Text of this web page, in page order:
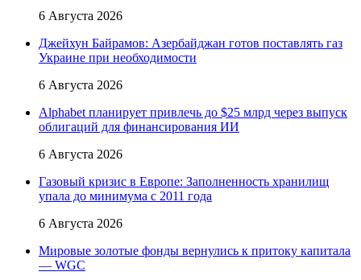
6 Августа 2026
Джейхун Байрамов: Азербайджан готов поставлять газ
Украине при необходимости
6 Августа 2026
Alphabet планирует привлечь до $25 млрд через выпуск
облигаций для финансирования ИИ
6 Августа 2026
Газовый кризис в Европе: Заполненность хранилищ
упала до минимума с 2011 года
6 Августа 2026
Мировые золотые фонды вернулись к притоку капитала
— WGC